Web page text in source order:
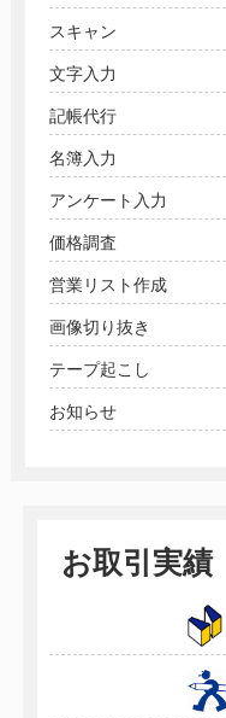
スキャン
文字入力
記帳代行
名簿入力
アンケート入力
価格調査
営業リスト作成
画像切り抜き
テープ起こし
お知らせ
お取引実績